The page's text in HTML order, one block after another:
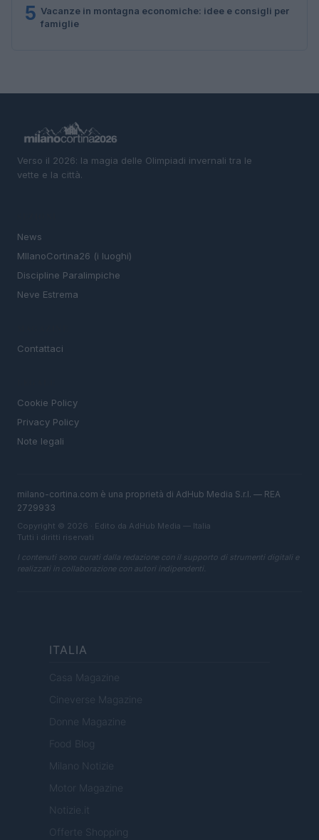
5 Vacanze in montagna economiche: idee e consigli per
famiglie
Verso il 2026: la magia delle Olimpiadi invernali tra le
vette e la città.
News
MIlanoCortina26 (i luoghi)
Discipline Paralimpiche
Neve Estrema
Contattaci
Cookie Policy
Privacy Policy
Note legali
milano-cortina.com è una proprietà di AdHub Media S.r.l. — REA
2729933
Copyright © 2026 · Edito da AdHub Media — Italia
Tutti i diritti riservati
I contenuti sono curati dalla redazione con il supporto di strumenti digitali e
realizzati in collaborazione con autori indipendenti.
ITALIA
Casa Magazine
Cineverse Magazine
Donne Magazine
Food Blog
Milano Notizie
Motor Magazine
Notizie.it
Offerte Shopping